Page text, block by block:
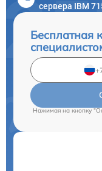
сервера IBM
Бесплатная
Нажимая на кнопку